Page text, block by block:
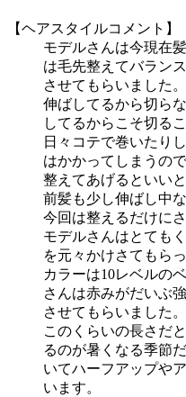
【ヘアスタイルコメント】
モデルさんは今現在
は毛先整えてバラン
させてもらいました。
伸ばしてるから切ら
してるからこそ切る
日々コテで巻いたり
はかかってしまうの
整えてあげるといい
前髪も少し伸ばし中
今回は整えるだけに
モデルさんはとても
を元々かけさてもら
カラーは10レベルの
さんは赤みがだいぶ
させてもらいました。
このくらいの長さだ
るのが暑くなる季節
いてハーフアップや
います。